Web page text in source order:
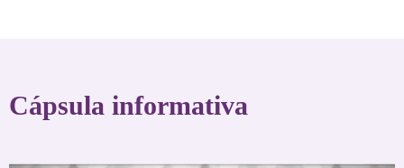
Cápsula informativa